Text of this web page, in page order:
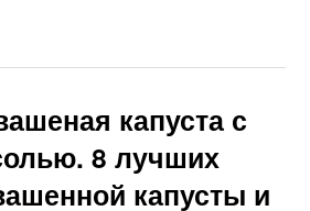
капуста с
8 лучших
капусты и